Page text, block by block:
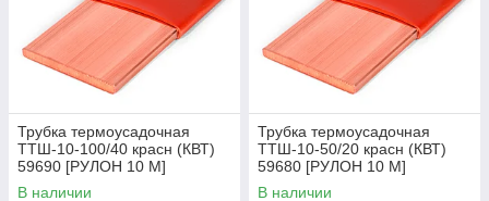
Трубка термоусадочная
ТТШ-10-100/40 красн (КВТ)
59690 [РУЛОН 10 М]
В наличии
Трубка термоусадочная
ТТШ-10-50/20 красн (КВТ)
59680 [РУЛОН 10 М]
В наличии